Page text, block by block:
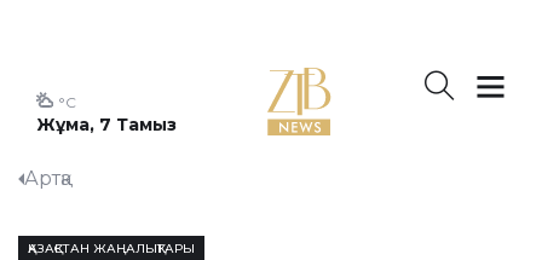
Жұма, 7 Тамыз
°C
Артқа
ҚАЗАҚСТАН ЖАҢАЛЫҚТАРЫ